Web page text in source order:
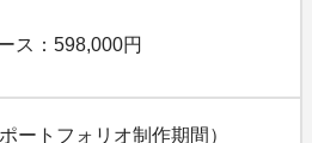
ス：598,000円
ートフォリオ制作期間）